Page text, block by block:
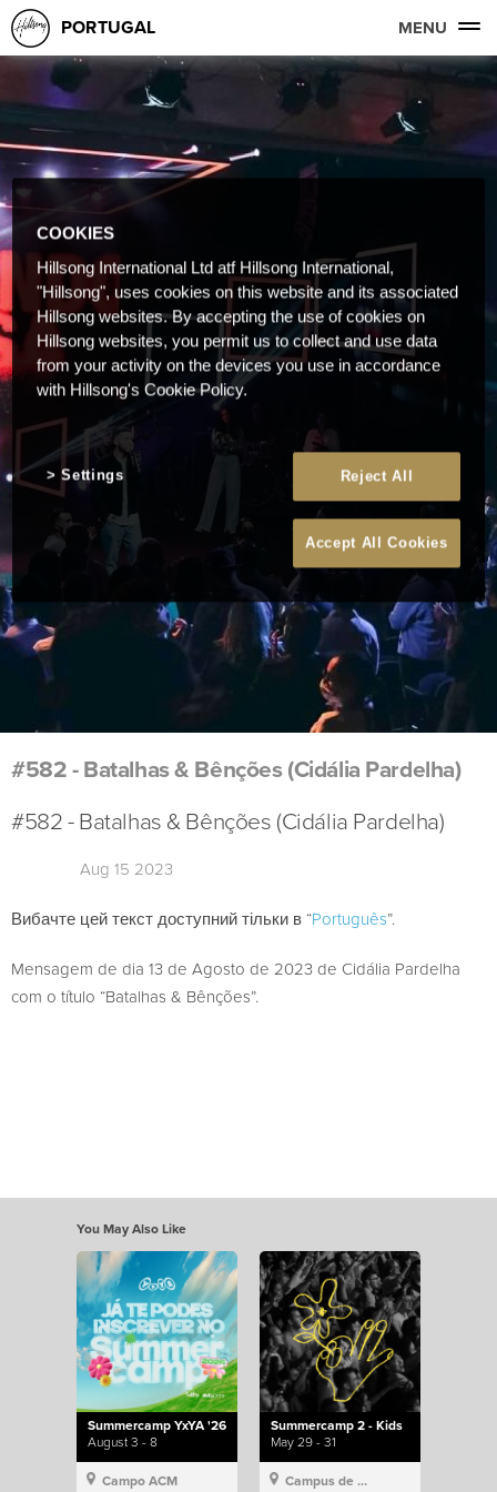
PORTUGAL MENU
#582 - Batalhas & Bênções (Cidália Pardelha)
#582 - Batalhas & Bênções (Cidália Pardelha)
Aug 15 2023
Вибачте цей текст доступний тільки в “Português”.
Mensagem de dia 13 de Agosto de 2023 de Cidália Pardelha
com o título “Batalhas & Bênções”.
You May Also Like
Summercamp YxYA '26
August 3 - 8
Campo ACM
Summercamp 2 - Kids
May 29 - 31
Campus de Lisboa, Hillsong Portugal
COOKIES
Hillsong International Ltd atf Hillsong International,
"Hillsong", uses cookies on this website and its associated
Hillsong websites. By accepting the use of cookies on
Hillsong websites, you permit us to collect and use data
from your activity on the devices you use in accordance
with Hillsong's Cookie Policy.
Reject All
Accept All Cookies
Settings